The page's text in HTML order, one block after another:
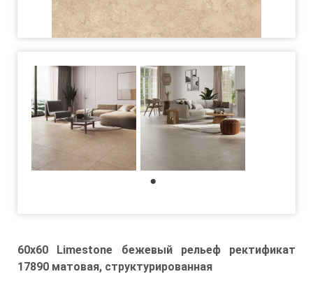
60x60 Limestone бежевый рельеф ректификат
17890 матовая, структурированная